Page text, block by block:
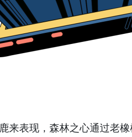
来表现，森林之心通过老